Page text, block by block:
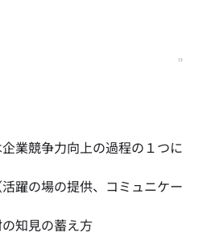
業競争力向上の過程の１つに
躍の場の提供、コミュニケー
知見の蓄え方